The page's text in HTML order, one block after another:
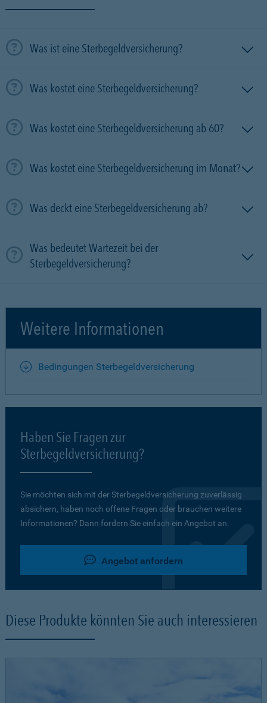
Was ist eine Sterbegeldversicherung?
Was kostet eine Sterbegeldversicherung?
Was kostet eine Sterbegeldversicherung ab 60?
Was kostet eine Sterbegeldversicherung im Monat?
Was deckt eine Sterbegeldversicherung ab?
Was bedeutet Wartezeit bei der
Sterbegeldversicherung?
Weitere Informationen
Bedingungen Sterbegeldversicherung
Haben Sie Fragen zur
Sterbegeldversicherung?
Sie möchten sich mit der Sterbegeldversicherung zuverlässig
absichern, haben noch offene Fragen oder brauchen weitere
Informationen? Dann fordern Sie einfach ein Angebot an.
Angebot anfordern
Diese Produkte könnten Sie auch interessieren